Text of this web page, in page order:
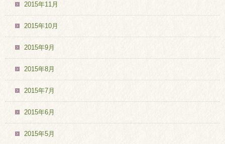
2015年11月
2015年10月
2015年9月
2015年8月
2015年7月
2015年6月
2015年5月